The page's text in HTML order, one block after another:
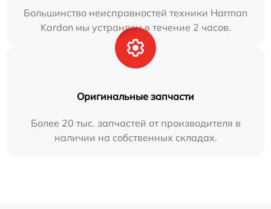
Большинство неисправностей техники Harman
Kardon мы устраняем в течение 2 часов.
Оригинальные запчасти
Более 20 тыс. запчастей от производителя в
наличии на собственных складах.